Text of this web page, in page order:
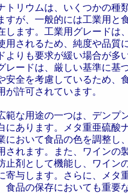
トリウムは、いくつかの種
すが、一般的には工業用と
します。工業用グレードは
用されるため、純度や品質
よりも要求が緩い場合が多い
レードは、厳しい基準に基
安全を考慮しているため、
が許可されています。
範な用途の一つは、デンプ
にあります。メタ重亜硫酸
において食品の色を調整し
されます。また、ワインの
止剤として機能し、ワイン
寄与します。さらに、メタ
食品の保存においても重要